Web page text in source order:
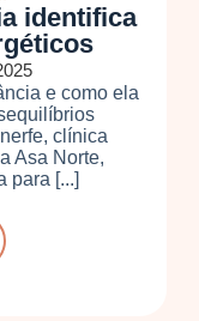
identifica
e como ela
clínica
Asa Norte,
para [...]